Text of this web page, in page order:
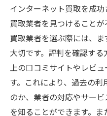
インターネット買取を成
買取業者を見つけること
買取業者を選ぶ際には、
大切です。評判を確認す
上の口コミサイトやレビ
す。これにより、過去の
のか、業者の対応やサー
を知ることができます。